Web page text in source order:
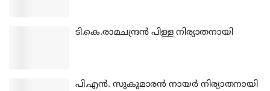
ടി.കെ.രാമചന്ദ്രന്‍ പിള്ള നിര്യാതനായി
പി.എന്‍. സുകുമാരന്‍ നായര്‍ നിര്യാതനായി